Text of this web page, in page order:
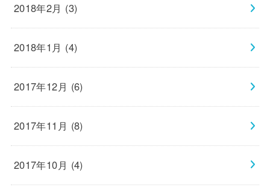
2018年2月 (3)
2018年1月 (4)
2017年12月 (6)
2017年11月 (8)
2017年10月 (4)